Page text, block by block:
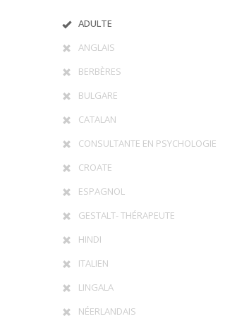
ADULTE
ANGLAIS
BERBÈRES
BULGARE
CATALAN
CONSULTANTE EN PSYCHOLOGIE
CROATE
ESPAGNOL
GESTALT- THÉRAPEUTE
HINDI
ITALIEN
LINGALA
NÉERLANDAIS